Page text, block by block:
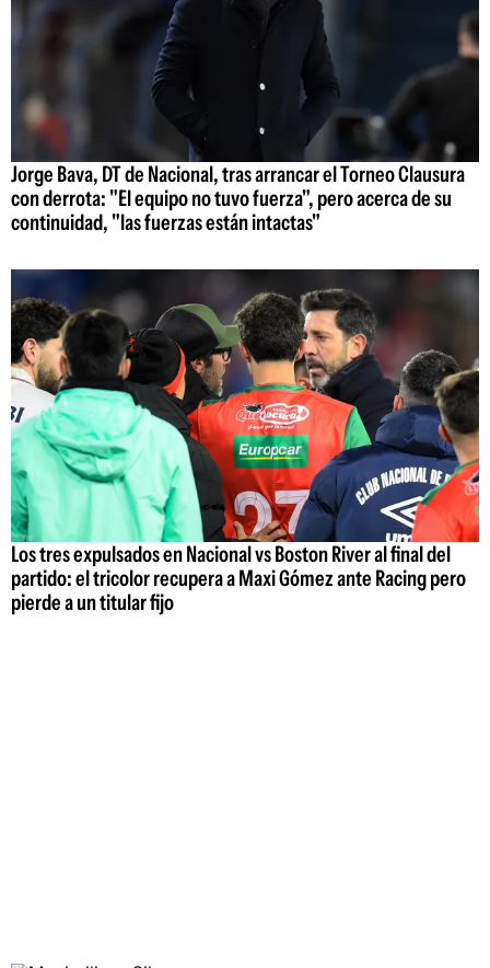
Jorge Bava, DT de Nacional, tras arrancar el Torneo Clausura
con derrota: "El equipo no tuvo fuerza", pero acerca de su
continuidad, "las fuerzas están intactas"
Los tres expulsados en Nacional vs Boston River al final del
partido: el tricolor recupera a Maxi Gómez ante Racing pero
pierde a un titular fijo